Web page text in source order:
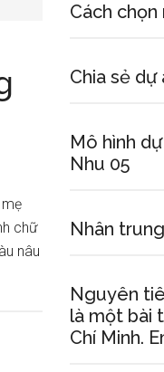
chữ
nâu
Cách
Chia sẻ
Mô hình
Nhu 05
Nhân
Nguyên
là một bài
Chí Minh.